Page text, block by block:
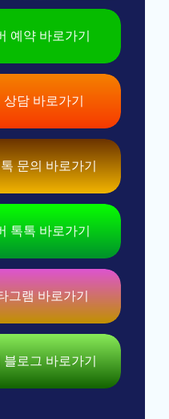
예약 바로가기
담 바로가기
문의 바로가기
톡톡 바로가기
그램 바로가기
로그 바로가기